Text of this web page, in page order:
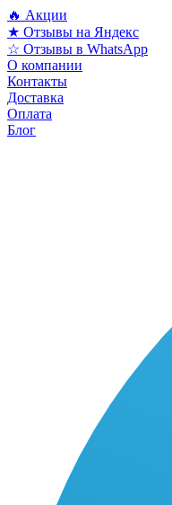
🔥 Акции
★ Отзывы на Яндекс
☆ Отзывы в WhatsApp
О компании
Контакты
Доставка
Оплата
Блог